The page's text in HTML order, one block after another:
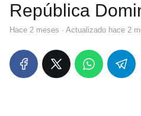
República
hace 2 meses · Actualizado hace 2